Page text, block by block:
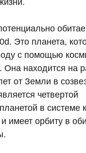
Это планета,
с помощью
Она находится на
от Земли в
четвертой
в системе
имеет орбиту в